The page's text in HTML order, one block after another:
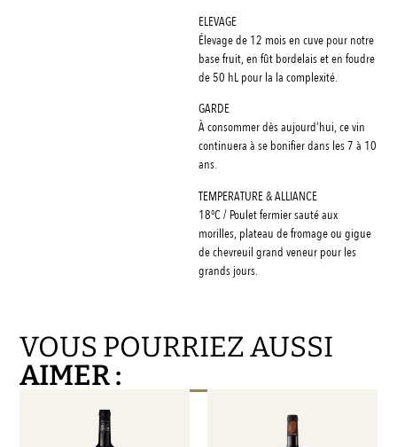
ELEVAGE
Élevage de 12 mois en cuve pour notre
base fruit, en fût bordelais et en foudre
de 50 hL pour la la complexité.
GARDE
À consommer dès aujourd’hui, ce vin
continuera à se bonifier dans les 7 à 10
ans.
TEMPERATURE & ALLIANCE
18°C / Poulet fermier sauté aux
morilles, plateau de fromage ou gigue
de chevreuil grand veneur pour les
grands jours.
VOUS POURRIEZ AUSSI
AIMER :